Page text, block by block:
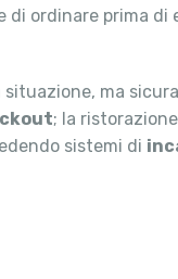
di ordinare prima di
situazione, ma
; la
sistemi di